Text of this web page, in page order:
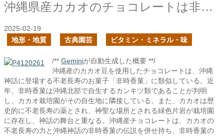
沖縄県産カカオのチョコレートは非時香菓であると言いたい
2025-02-19
地形・地質
古典園芸 ビタミン・ミネラル・味
/** Geminiが自動生成した概要 **/
沖縄産のカカオ豆を使用したチョコレートは、沖縄
神話に登場する不老長寿のお菓子「非時香菓」に類似している。近
年、非時香菓は沖縄北部で自生するカンキツ類であることが判明
し、カカオ栽培園がその自生地に隣接している。また、カカオは歴
史的に不老長寿の薬とされ、神聖な場所とされる緑色片岩が栽培園
に存在し、神話の舞台と重なる。沖縄産チョコレートは、カカオの
不老長寿の力と沖縄神話の非時香菓の伝説を併せ持ち、非時香菓の